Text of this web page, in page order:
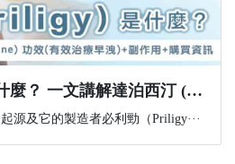
必利勁 (Priligy) 是什麼？ 一文講解達泊西汀 (Dapoxetine) 功效(有效治療早洩)+副作用+購買資訊
源及它的製造者必利勁（Priligy···